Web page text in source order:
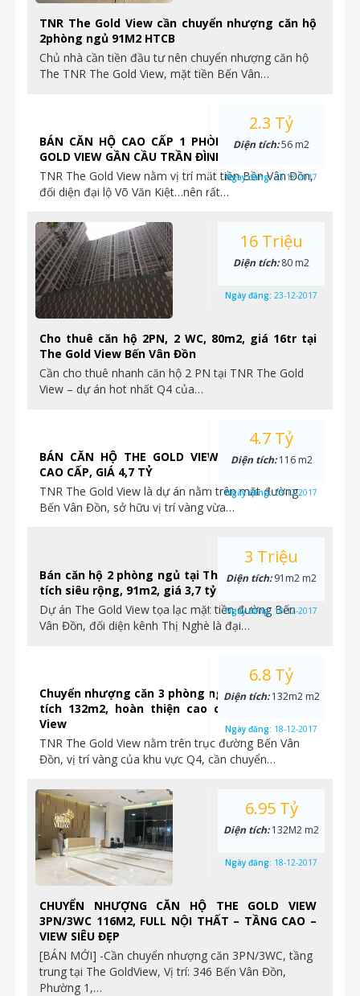
TNR The Gold View cần chuyển nhượng căn hộ
2phòng ngủ 91M2 HTCB
Chủ nhà cần tiền đầu tư nên chuyển nhượng căn hộ
The TNR The Gold View, mặt tiền Bến Vân…
BÁN CĂN HỘ CAO CẤP 1 PHÒNG NGỦ TẠI THE
GOLD VIEW GẦN CẦU TRẦN ĐÌNH XU
TNR The Gold View nằm vị trí mặt tiền Bền Vân Đồn,
đối diện đại lộ Võ Văn Kiệt…nên rất…
2.3 Tỷ
Diện tích:56 m2
Ngày đăng:23-12-2017
Cho thuê căn hộ 2PN, 2 WC, 80m2, giá 16tr tại
The Gold View Bến Vân Đồn
Cần cho thuê nhanh căn hộ 2 PN tại TNR The Gold
View – dự án hot nhất Q4 của…
16 Triệu
Diện tích:80 m2
Ngày đăng: 23-12-2017
BÁN CĂN HỘ THE GOLD VIEW 3PN, NỘI THẤT
CAO CẤP, GIÁ 4,7 TỶ
TNR The Gold View là dự án nằm trên mặt đường
Bến Vân Đồn, sở hữu vị trí vàng vừa…
4.7 Tỷ
Diện tích:116 m2
Ngày đăng:23-12-2017
Bán căn hộ 2 phòng ngủ tại The Gold View, diện
tích siêu rộng, 91m2, giá 3,7 tỷ
Dự án The Gold View tọa lạc mặt tiền đường Bến
Vân Đồn, đối diện kênh Thị Nghè là đại…
3 Triệu
Diện tích:91m2 m2
Ngày đăng: 18-12-2017
Chuyển nhượng căn 3 phòng ngủ vị trí góc, diện
tích 132m2, hoàn thiện cao cấp tại The Gold
View
TNR The Gold View nằm trên trục đường Bến Vân
Đồn, vị trí vàng của khu vực Q4, cần chuyển…
6.8 Tỷ
Diện tích:132m2 m2
Ngày đăng: 18-12-2017
CHUYỂN NHƯỢNG CĂN HỘ THE GOLD VIEW
3PN/3WC 116M2, FULL NỘI THẤT – TẦNG CAO –
VIEW SIÊU ĐẸP
[BÁN MỚI] -Cần chuyển nhượng căn 3PN/3WC, tầng
trung tại The GoldView, Vị trí: 346 Bến Vân Đồn,
Phường 1,…
6.95 Tỷ
Diện tích:132M2 m2
Ngày đăng: 18-12-2017